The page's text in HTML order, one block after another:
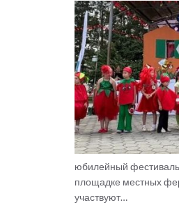
юбилейный
площадке местных
участвуют…